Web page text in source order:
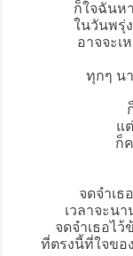
ก็ใจฉันห
ในวันพรุ่
อาจจะเ
ทุกๆ น
แ
ก็
จดจำเธ
เวลาจะน
จดจำเธอไว้
ที่ตรงนี้ที่ใจขอ